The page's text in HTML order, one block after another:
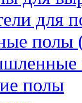
для
полы
полы